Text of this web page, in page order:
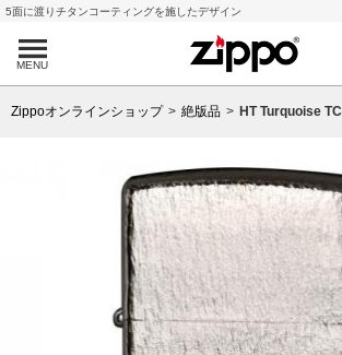
5面に渡りチタンコーティングを施したデザイン
MENU
Zippoオンラインショップ 絶版品 HT Turquoise